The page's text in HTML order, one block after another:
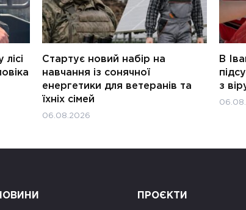
Стартує новий набір на
навчання із сонячної
енергетики для ветеранів та
їхніх сімей
06.08.2026
В
з
ПРОЄКТИ